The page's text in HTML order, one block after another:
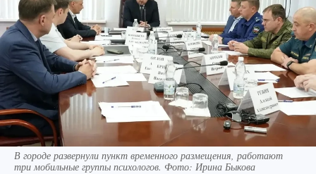
В городе развернули пункт временного размещения, работают
три мобильные группы психологов. Фото: Ирина Быкова